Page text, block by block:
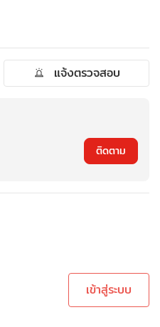
แจ้งตรวจสอบ
ติดตาม
เข้าสู่ระบบ